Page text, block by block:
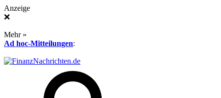
Anzeige
❌
Mehr »
Ad hoc-Mitteilungen: